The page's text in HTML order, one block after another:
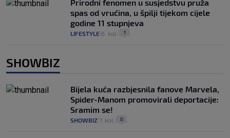
Prirodni fenomen u susjedstvu pruža
spas od vrućina, u špilji tijekom cijele
godine 11 stupnjeva
LIFESTYLE 6. kol. 1
SHOWBIZ
Bijela kuća razbjesnila fanove Marvela,
Spider-Manom promovirali deportacije:
Sramim se!
SHOWBIZ 7. kol. 0